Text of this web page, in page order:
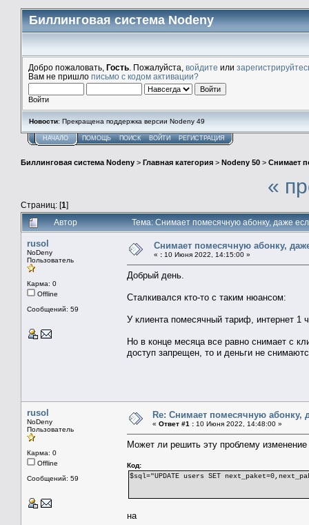
Биллинговая система Nodeny
Добро пожаловать, Гость . Пожалуйста, войдите или
Вам не пришло письмо с кодом активации?
Войти
Новости: Прекращена поддержка версии Nodeny 49
НАЧАЛО ПОМОЩЬ ПОИСК ВОЙТИ РЕГИСТРАЦИЯ
Биллинговая система Nodeny > Главная категория > Nodeny 50 > Снимает
Страниц: [1]
«
Автор Тема: Снимает помесячную абонку, даже
rusol
NoDeny
Пользователь
Карма: 0
Offline
Сообщений: 59
Снимает помесячную абонку,
« : 10 Июня 2022, 14:15:00 »
Добрый день.
Сталкивался кто-то с таким нюансом:
У клиента помесячный тариф, интернет 1
Но в конце месяца все равно снимает с
доступ запрещен, то и деньги не
rusol
NoDeny
Пользователь
Карма: 0
Offline
Сообщений: 59
Re: Снимает помесячную абонку,
« Ответ #1 : 10 Июня 2022, 14:48:00 »
Может ли решить эту проблему
Код:
$sql="UPDATE users SET
на